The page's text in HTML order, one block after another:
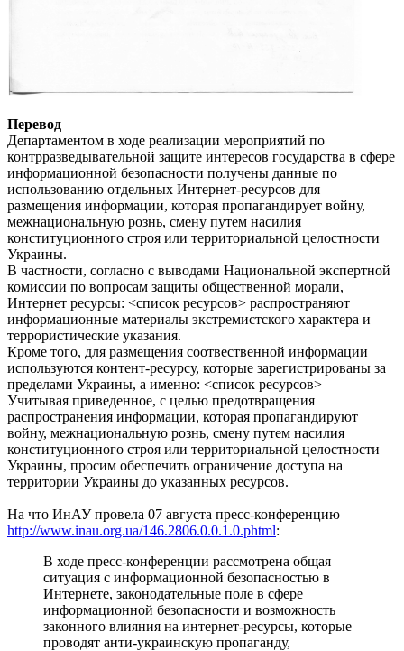
Перевод
Департаментом в ходе реализации мероприятий по
контрразведывательной защите интересов государства в сфере
информационной безопасности получены данные по
использованию отдельных Интернет-ресурсов для
размещения информации, которая пропагандирует войну,
межнациональную рознь, смену путем насилия
конституционного строя или территориальной целостности
Украины.
В частности, согласно с выводами Национальной экспертной
комиссии по вопросам защиты общественной морали,
Интернет ресурсы: <список ресурсов> распространяют
информационные материалы экстремистского характера и
террористические указания.
Кроме того, для размещения соотвественной информации
используются контент-ресурсу, которые зарегистрированы за
пределами Украины, а именно: <список ресурсов>
Учитывая приведенное, с целью предотвращения
распространения информации, которая пропагандируют
войну, межнациональную рознь, смену путем насилия
конституционного строя или территориальной целостности
Украины, просим обеспечить ограничение доступа на
территории Украины до указанных ресурсов.
На что ИнАУ провела 07 августа пресс-конференцию
http://www.inau.org.ua/146.2806.0.0.1.0.phtml:
В ходе пресс-конференции рассмотрена общая
ситуация с информационной безопасностью в
Интернете, законодательные поле в сфере
информационной безопасности и возможность
законного влияния на интернет-ресурсы, которые
проводят анти-украинскую пропаганду,